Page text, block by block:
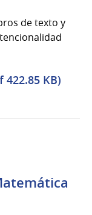
de texto y
KB)